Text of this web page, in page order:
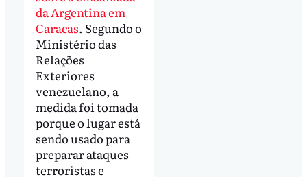
da Argentina em
Caracas. Segundo o
Ministério das
Relações
Exteriores
venezuelano, a
medida foi tomada
porque o lugar está
sendo usado para
preparar ataques
terroristas e